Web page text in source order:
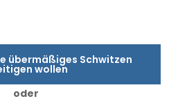
übermäßiges Schwitzen
wollen
oder